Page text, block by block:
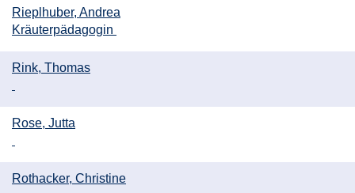
Rieplhuber, Andrea
Kräuterpädagogin
Rink, Thomas
Rose, Jutta
Rothacker, Christine